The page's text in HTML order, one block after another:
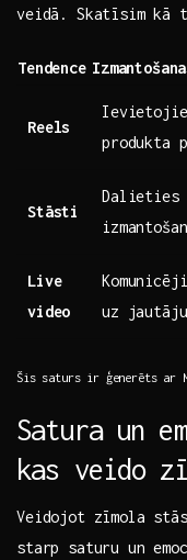
veidā. Skatīsim kā‌
Tendence
Reels
produkta
Stāsti
Dalieties
Live
video
uz
Šis saturs ir ģenerēts ar
Satura⁢ un
kas veido
Veidojot zīmola‍
starp saturu un⁤